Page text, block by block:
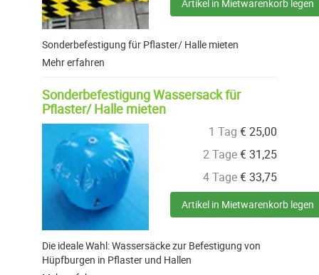
Artikel in Mietwarenkorb legen
Sonderbefestigung für Pflaster/ Halle mieten
Mehr erfahren
Sonderbefestigung Wassersack für
Pflaster/ Halle mieten
1 Tag €25,00
2 Tage€31,25
4 Tage€33,75
Artikel in Mietwarenkorb legen
Die ideale Wahl: Wassersäcke zur Befestigung von
Hüpfburgen in Pflaster und Hallen